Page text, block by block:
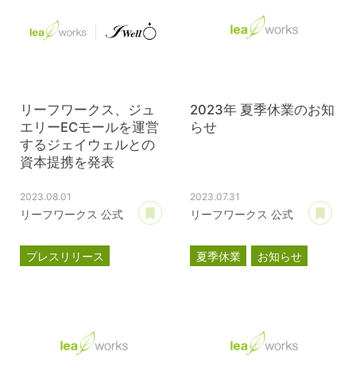
リーフワークス、ジュ
エリーECモールを運営
するジェイウェルとの
資本提携を発表
2023.08.01
リーフワークス 公式
あとで読む
プレスリリース
2023年 夏季休業のお知
らせ
2023.07.31
リーフワークス 公式
夏季休業 お知らせ